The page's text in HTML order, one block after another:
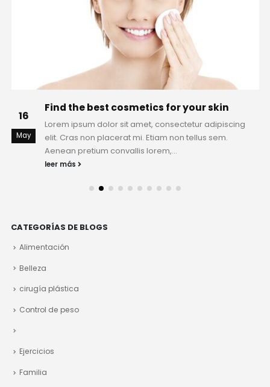
16
May
Find the best cosmetics for your skin
Lorem ipsum dolor sit amet, consectetur adipiscing
elit. Cras non placerat mi. Etiam non tellus sem.
Aenean pretium convallis lorem,...
leer más
CATEGORÍAS DE BLOGS
Alimentación
Belleza
cirugía plástica
Control de peso
Ejercicios
Familia